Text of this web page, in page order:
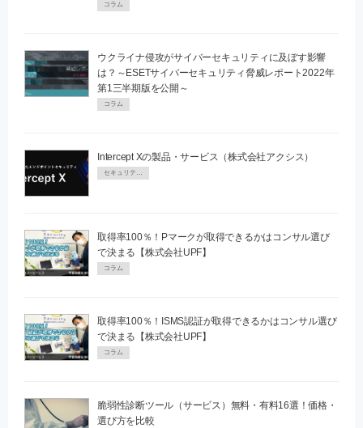
コラム
ウクライナ侵攻がサイバーセキュリティに及ぼす影響
は？～ESETサイバーセキュリティ脅威レポート2022年
第1三半期版を公開～
コラム
Intercept Xの製品・サービス（株式会社アクシス）
セキュリティPR
取得率100％！Pマークが取得できるかはコンサル選び
で決まる【株式会社UPF】
コラム
取得率100％！ISMS認証が取得できるかはコンサル選び
で決まる【株式会社UPF】
コラム
脆弱性診断ツール（サービス）無料・有料16選！価格・
選び方を比較